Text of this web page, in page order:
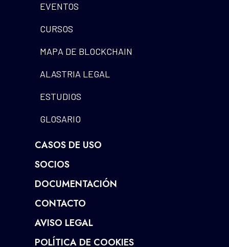
EVENTOS
CURSOS
MAPA DE BLOCKCHAIN
ALASTRIA LEGAL
ESTUDIOS
GLOSARIO
CASOS DE USO
SOCIOS
DOCUMENTACIÓN
CONTACTO
AVISO LEGAL
POLÍTICA DE COOKIES